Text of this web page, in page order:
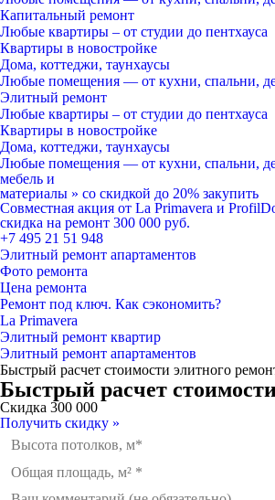
Капитальный ремонт
Любые квартиры – от студии до пентхауса
Квартиры в новостройке
Дома, коттеджи, таунхаусы
Любые помещения — от кухни, спальни,
Элитный ремонт
Любые квартиры – от студии до пентхауса
Квартиры в новостройке
Дома, коттеджи, таунхаусы
Любые помещения — от кухни, спальни,
мебель и
материалы » со скидкой до 20% закупить
Совместная акция от La Primavera и
скидка на ремонт 300 000 руб.
+7 495 21 51 948
Элитный ремонт апартаментов
Фото ремонта
Цена ремонта
Ремонт под ключ. Как сэкономить?
La Primavera
Элитный ремонт квартир
Элитный ремонт апартаментов
Быстрый расчет стоимости элитного
Быстрый расчет
Скидка 300 000
Получить скидку »